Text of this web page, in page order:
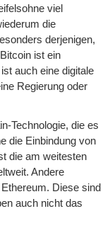
viel
die
derjenigen,
Bitcoin ist ein
auch eine digitale
Regierung oder
Technologie, die es
die Einbindung von
die am weitesten
Andere
Diese sind
auch nicht das